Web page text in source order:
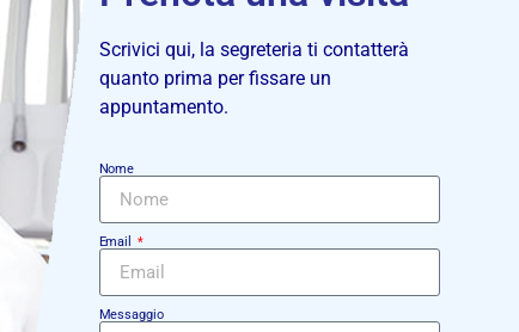
Scrivici qui, la segreteria ti contatterà
quanto prima per fissare un
appuntamento.
Nome
Email
Messaggio